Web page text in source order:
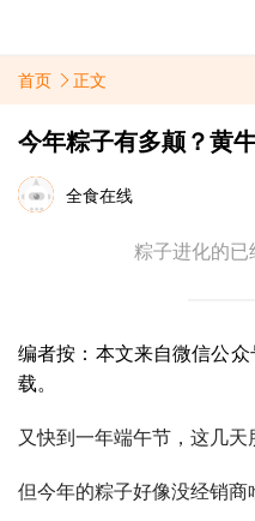
首页 正文
今年粽子有多颠？黄
全食在线
粽子进化的已
编者按：本文来自微信公
载。
又快到一年端午节，这几天
但今年的粽子好像没经销商